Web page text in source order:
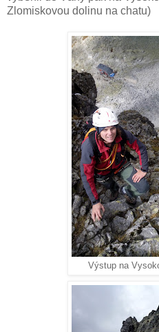
Zlomiskovou dolinu na chatu)
Výstup na